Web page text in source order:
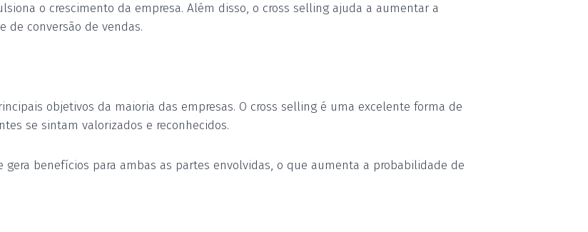
o crescimento da empresa. Além disso, o cross selling ajuda a aumentar a
de conversão de vendas.
objetivos da maioria das empresas. O cross selling é uma excelente forma de
se sintam valorizados e reconhecidos.
benefícios para ambas as partes envolvidas, o que aumenta a probabilidade de